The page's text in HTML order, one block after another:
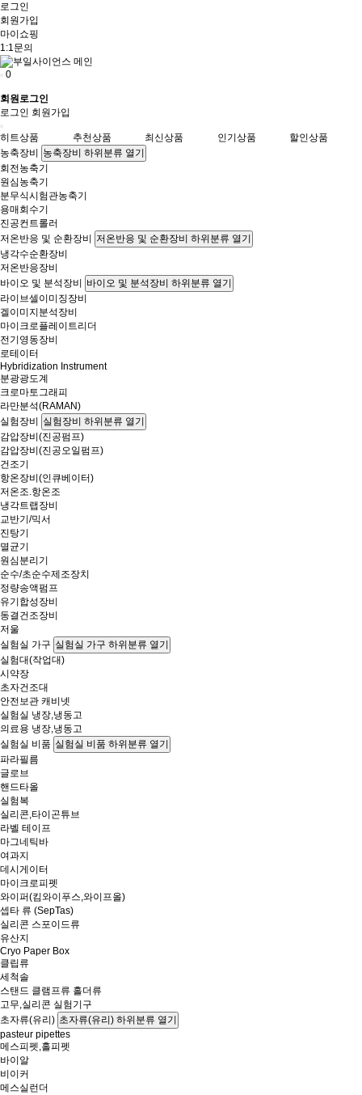
로그인
회원가입
마이쇼핑
1:1문의
0
회원로그인
로그인 회원가입
히트상품 추천상품 최신상품 인기상품
할인상품
농축장비 농축장비 하위분류 열기
회전농축기
원심농축기
분무식시험관농축기
용매회수기
진공컨트롤러
저온반응 및 순환장비 저온반응 및 순환장비 하위분류 열기
냉각수순환장비
저온반응장비
바이오 및 분석장비 바이오 및 분석장비 하위분류 열기
라이브셀이미징장비
겔이미지분석장비
마이크로플레이트리더
전기영동장비
로테이터
Hybridization Instrument
분광광도계
크로마토그래피
라만분석(RAMAN)
실험장비 실험장비 하위분류 열기
감압장비(진공펌프)
감압장비(진공오일펌프)
건조기
항온장비(인큐베이터)
저온조.항온조
냉각트랩장비
교반기/믹서
진탕기
멸균기
원심분리기
순수/초순수제조장치
정량송액펌프
유기합성장비
동결건조장비
저울
실험실 가구 실험실 가구 하위분류 열기
실험대(작업대)
시약장
초자건조대
안전보관 캐비넷
실험실 냉장,냉동고
의료용 냉장,냉동고
실험실 비품 실험실 비품 하위분류 열기
파라필름
글로브
핸드타올
실험복
실리콘,타이곤튜브
라벨 테이프
마그네틱바
여과지
데시게이터
마이크로피펫
와이퍼(킴와이푸스,와이프올)
셉타 류 (SepTas)
실리콘 스포이드류
유산지
Cryo Paper Box
클립류
세척솔
스탠드 클램프류 홀더류
고무,실리콘 실험기구
초자류(유리) 초자류(유리) 하위분류 열기
pasteur pipettes
메스피펫,홀피펫
바이알
비이커
메스실런더